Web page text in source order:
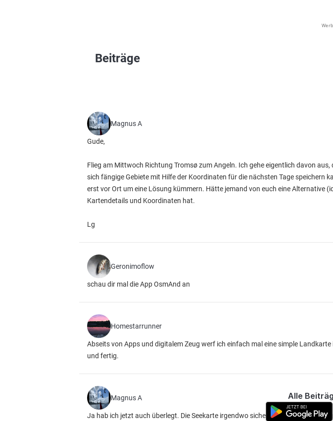
Beiträge
Magnus A
Gude,
Flieg am Mittwoch Richtung Tromsø zum Angeln. Ich gehe eigentlich davon
sich fängige Gebiete mit Hilfe der Koordinaten für die nächsten Tage speichern
erst vor Ort um eine Lösung kümmern. Hätte jemand von euch eine Alternative
Kartendetails und Koordinaten hat.
Lg
Geronimoflow
schau dir mal die App OsmAnd an
Homestarrunner
Abseits von Apps und digitalem Zeug werf ich einfach mal eine simple
und fertig.
Magnus A
Ja hab ich jetzt auch überlegt. Die Seekarte irgendwo sichern und mithilfe von
Alle